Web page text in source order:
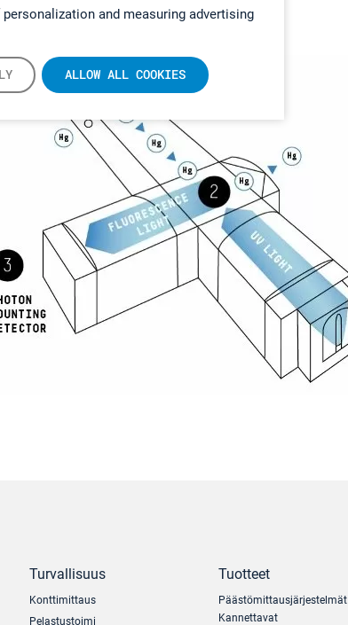
and measuring advertising
ALLOW ALL COOKIES
Turvallisuus
Konttimittaus
Pelastustoimi
Tuotteet
Päästömittausjärjestelmät
Kannettavat